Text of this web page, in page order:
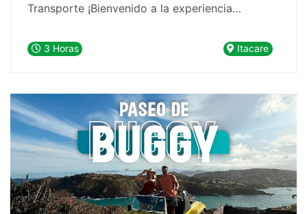
Transporte ¡Bienvenido a la experiencia
nuestra agencia de viajes, te llevamos a un
emocionante viaje de rafting y tirolesa con la
directamente en la posada, eliminando cualquier
preocupación logística y asegurando que
aproveches al máximo cada momento.
3 Horas Itacare